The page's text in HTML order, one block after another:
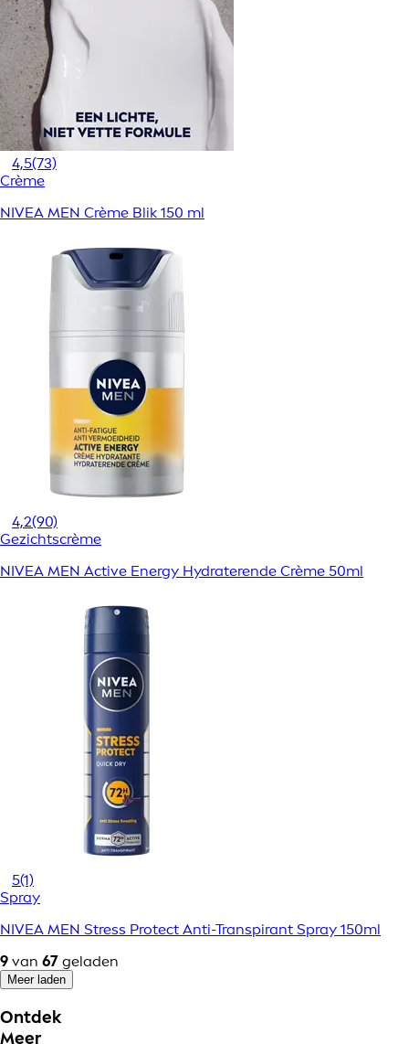
4,5(73)
Crème
NIVEA MEN Crème Blik 150 ml
4,2(90)
Gezichtscrème
NIVEA MEN Active Energy Hydraterende Crème 50ml
5(1)
Spray
NIVEA MEN Stress Protect Anti-Transpirant Spray 150ml
9 van 67 geladen
Meer laden
Ontdek
Meer